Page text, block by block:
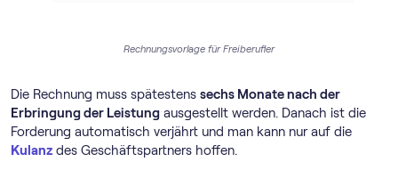
Rechnungsvorlage für Freiberufler
Die Rechnung muss spätestens sechs Monate nach der
Erbringung der Leistung ausgestellt werden. Danach ist die
Forderung automatisch verjährt und man kann nur auf die
Kulanz des Geschäftspartners hoffen.